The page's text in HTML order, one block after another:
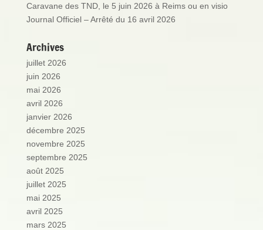
Caravane des TND, le 5 juin 2026 à Reims ou en visio
Journal Officiel – Arrêté du 16 avril 2026
Archives
juillet 2026
juin 2026
mai 2026
avril 2026
janvier 2026
décembre 2025
novembre 2025
septembre 2025
août 2025
juillet 2025
mai 2025
avril 2025
mars 2025